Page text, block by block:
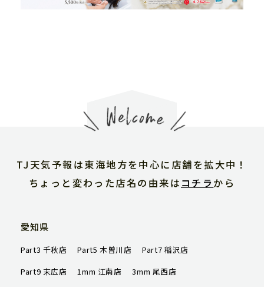
ハッピータイムズ
TJ天気予報は東海地方を中心に店舗を拡大中！
ちょっと変わった店名の由来は コチラ から
愛知県
Part3 千秋店 Part5 木曽川店
Part7 稲沢店
Part9 末広店
1mm 江南店
3mm 尾西店